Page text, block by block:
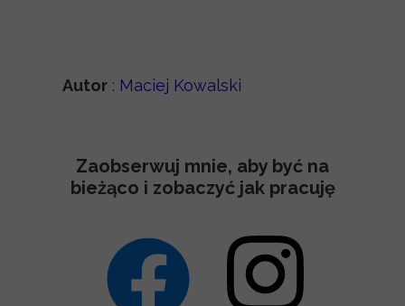
Zaobserwuj mnie, aby być na
bieżąco i zobaczyć jak pracuję
Autor : Maciej Kowalski